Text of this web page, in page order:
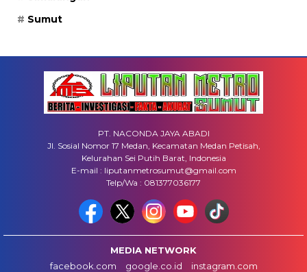
Sumut
PT. NACONDA JAYA ABADI
Jl. Sosial Nomor 17 Medan, Kecamatan Medan Petisah,
Kelurahan Sei Putih Barat, Indonesia
E-mail : liputanmetrosumut@gmail.com
Telp/Wa : 081377036177
MEDIA NETWORK
facebook.com
google.co.id
instagram.com